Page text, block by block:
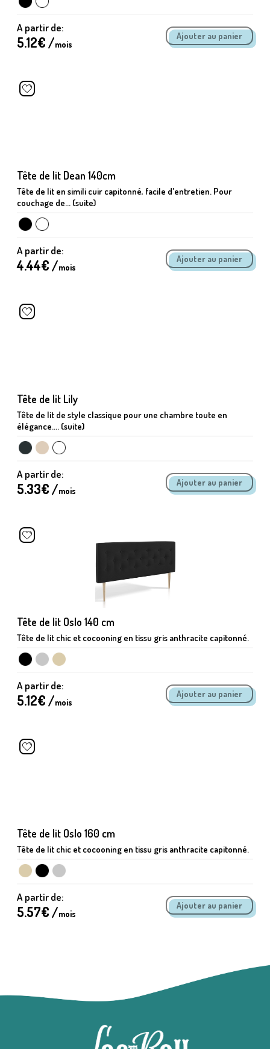
A partir de:
5.12€ /mois
Tête de lit Dean 140cm
Tête de lit en simili cuir capitonné, facile d'entretien. Pour
couchage de... (suite)
A partir de:
4.44€ /mois
Tête de lit Lily
Tête de lit de style classique pour une chambre toute en
élégance.... (suite)
A partir de:
5.33€ /mois
Tête de lit Oslo 140 cm
Tête de lit chic et cocooning en tissu gris anthracite capitonné.
A partir de:
5.12€ /mois
Tête de lit Oslo 160 cm
Tête de lit chic et cocooning en tissu gris anthracite capitonné.
A partir de:
5.57€ /mois